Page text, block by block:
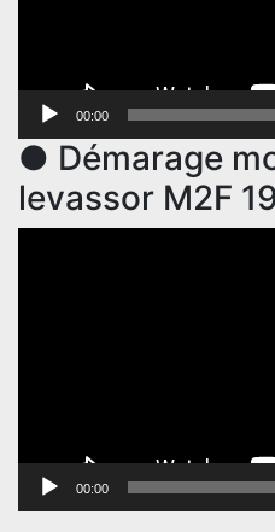
00:00
● Démarage
levassor M2F
00:00